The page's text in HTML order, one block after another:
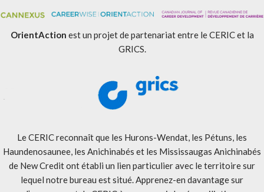
OrientAction est un projet de partenariat entre le CERIC et la
GRICS.
Le CERIC reconnaît que les Hurons-Wendat, les Pétuns, les
Haundenosaunee, les Anichinabés et les Mississaugas Anichinabés
de New Credit ont établi un lien particulier avec le territoire sur
lequel notre bureau est situé. Apprenez-en davantage sur